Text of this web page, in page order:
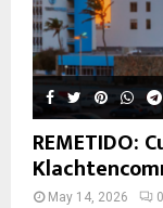
REMETIDO:
May 14, 2026 0